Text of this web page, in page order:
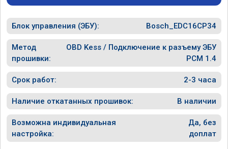
специалиста!
Блок управления (ЭБУ): Bosch_EDC16CP34
Метод
прошивки:
OBD Kess / Подключение к разъему ЭБУ
PCM 1.4
Срок работ: 2-3 часа
Наличие откатанных прошивок: В наличии
Возможна индивидуальная
настройка:
Да, без
доплат